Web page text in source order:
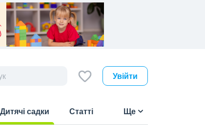
Увійти
Дитячі садки
Статті Ще